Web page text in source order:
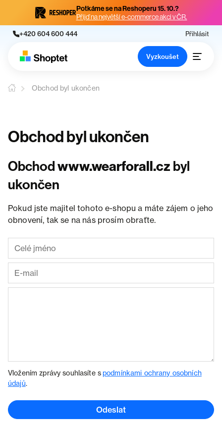
Potkáme se na Reshoperu 15. 10.?
Přijď na největší e-commerce akci v ČR.
+420 604 600 444 Přihlásit
Vyzkoušet
Obchod byl ukončen
Obchod byl ukončen
Obchodwww.wearforall.cz byl
ukončen
Pokud jste majitel tohoto e-shopu a máte zájem o jeho
obnovení, tak se na nás prosím obraťte.
Vložením zprávy souhlasíte spodmínkami ochrany osobních
údajů.
Odeslat